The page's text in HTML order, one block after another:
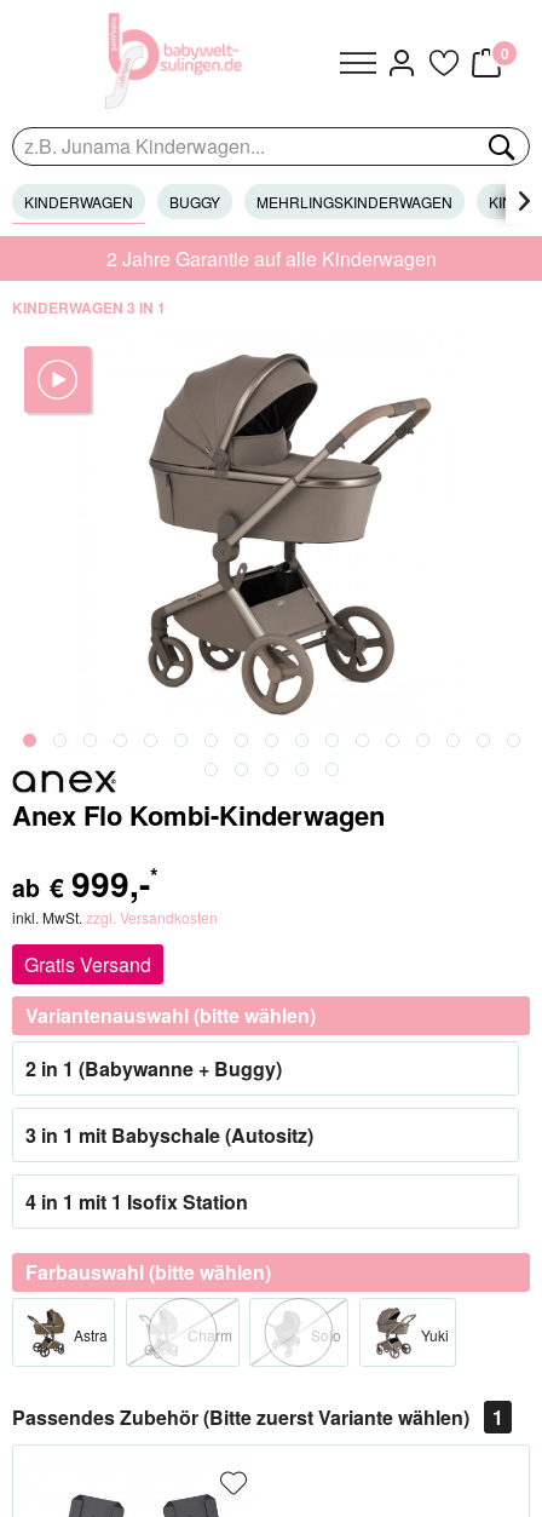
0
KINDERWAGEN BUGGY MEHRLINGSKINDERWAGEN 
2 Jahre Garantie auf alle Kinderwagen
KINDERWAGEN 3 IN 1
Anex Flo Kombi-Kinderwagen
ab € 999,-*
inkl. MwSt. zzgl. Versandkosten
Gratis Versand
Variantenauswahl (bitte wählen)
2 in 1 (Babywanne + Buggy)
3 in 1 mit Babyschale (Autositz)
4 in 1 mit 1 Isofix Station
Farbauswahl (bitte wählen)
Astra Charm Solo Yuki
Passendes Zubehör (Bitte zuerst Variante wählen) 1